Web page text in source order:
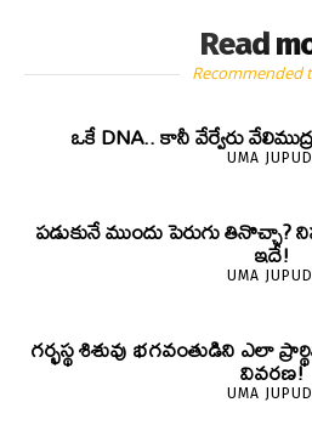
Read
Recommended
ఒకే DNA.. కానీ వేర్వేరు
UMA
పడుకునే ముందు పెరుగు తినొచ్చా?
ఇదే!
UMA
గర్భస్థ శిశువు భగవంతుడిని ఎలా
వివరణ!
UMA